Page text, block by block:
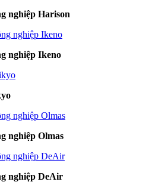
nghiệp Harison
nghiệp Ikeno
nghiệp Olmas
nghiệp DeAir